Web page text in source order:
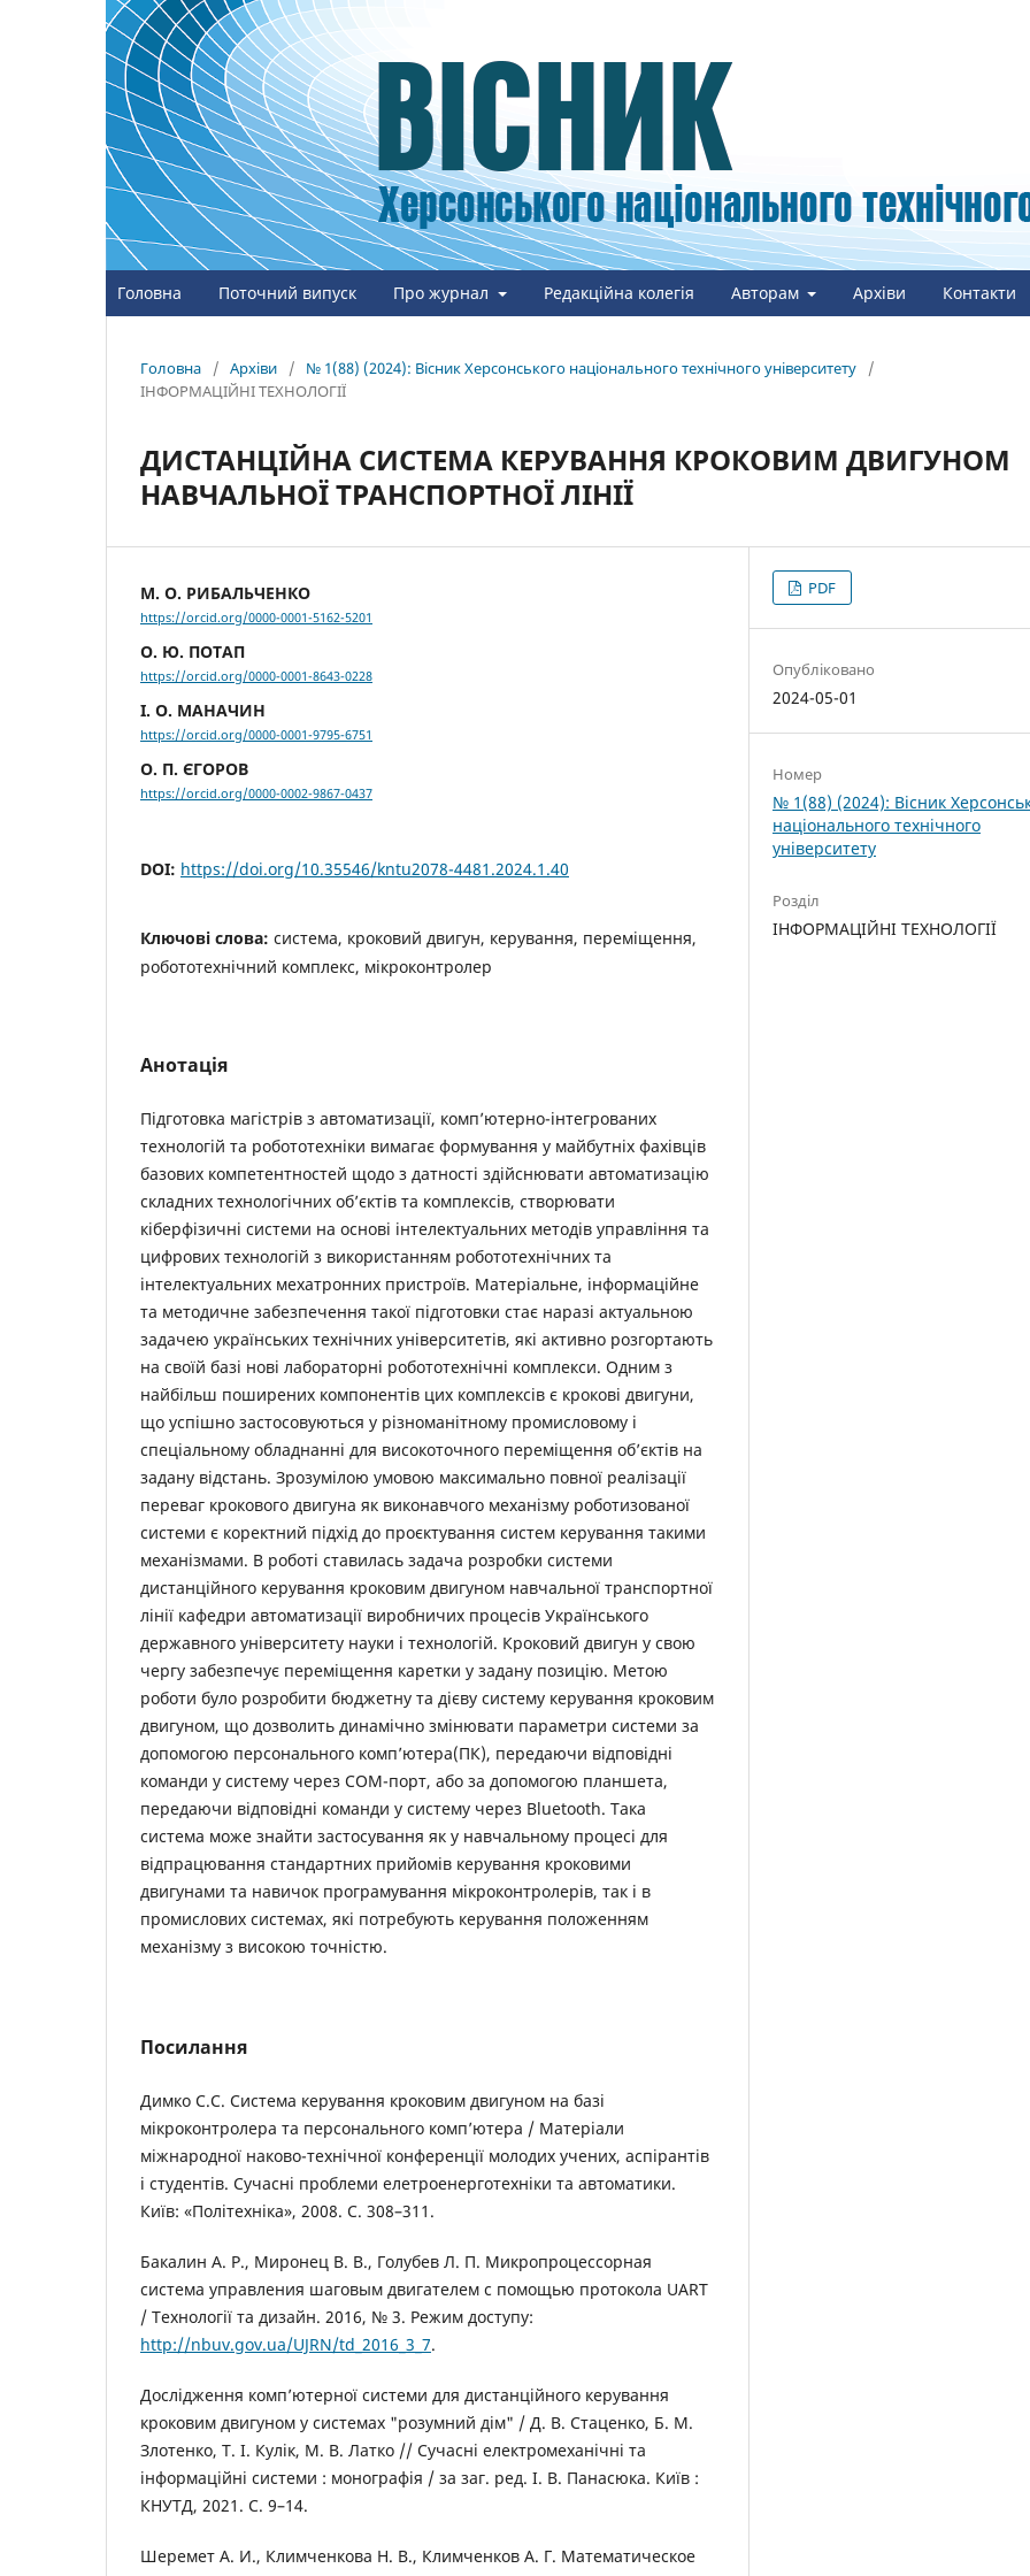
Головна Поточний випуск Про журнал Редакційна колегія Авторам Архіви Контакти
Головна / Архіви / № 1(88) (2024): Вісник Херсонського національного технічного університету
/
ІНФОРМАЦІЙНІ ТЕХНОЛОГІЇ
ДИСТАНЦІЙНА СИСТЕМА КЕРУВАННЯ КРОКОВИМ ДВИГУНОМ
НАВЧАЛЬНОЇ ТРАНСПОРТНОЇ ЛІНІЇ
М. О. РИБАЛЬЧЕНКО
https://orcid.org/0000-0001-5162-5201
О. Ю. ПОТАП
https://orcid.org/0000-0001-8643-0228
І. О. МАНАЧИН
https://orcid.org/0000-0001-9795-6751
О. П. ЄГОРОВ
https://orcid.org/0000-0002-9867-0437
DOI: https://doi.org/10.35546/kntu2078-4481.2024.1.40
Ключові слова: система, кроковий двигун, керування, переміщення,
робототехнічний комплекс, мікроконтролер
Анотація
Підготовка магістрів з автоматизації, комп’ютерно-інтегрованих
технологій та робототехніки вимагає формування у майбутніх фахівців
базових компетентностей щодо з датності здійснювати автоматизацію
складних технологічних об’єктів та комплексів, створювати
кіберфізичні системи на основі інтелектуальних методів управління та
цифрових технологій з використанням робототехнічних та
інтелектуальних мехатронних пристроїв. Матеріальне, інформаційне
та методичне забезпечення такої підготовки стає наразі актуальною
задачею українських технічних університетів, які активно розгортають
на своїй базі нові лабораторні робототехнічні комплекси. Одним з
найбільш поширених компонентів цих комплексів є крокові двигуни,
що успішно застосовуються у різноманітному промисловому і
спеціальному обладнанні для високоточного переміщення об’єктів на
задану відстань. Зрозумілою умовою максимально повної реалізації
переваг крокового двигуна як виконавчого механізму роботизованої
системи є коректний підхід до проєктування систем керування такими
механізмами. В роботі ставилась задача розробки системи
дистанційного керування кроковим двигуном навчальної транспортної
лінії кафедри автоматизації виробничих процесів Українського
державного університету науки і технологій. Кроковий двигун у свою
чергу забезпечує переміщення каретки у задану позицію. Метою
роботи було розробити бюджетну та дієву систему керування кроковим
двигуном, що дозволить динамічно змінювати параметри системи за
допомогою персонального комп’ютера(ПК), передаючи відповідні
команди у систему через COM-порт, або за допомогою планшета,
передаючи відповідні команди у систему через Bluetooth. Така
система може знайти застосування як у навчальному процесі для
відпрацювання стандартних прийомів керування кроковими
двигунами та навичок програмування мікроконтролерів, так і в
промислових системах, які потребують керування положенням
механізму з високою точністю.
Посилання
Димко С.С. Система керування кроковим двигуном на базі
мікроконтролера та персонального комп’ютера / Матеріали
міжнародної наково-технічної конференції молодих учених, аспірантів
і студентів. Сучасні проблеми елетроенерготехніки та автоматики.
Київ: «Політехніка», 2008. C. 308–311.
Бакалин А. Р., Миронец В. В., Голубев Л. П. Микропроцессорная
система управления шаговым двигателем c помощью протокола UART
/ Технології та дизайн. 2016, № 3. Режим доступу:
http://nbuv.gov.ua/UJRN/td_2016_3_7.
Дослідження комп’ютерної системи для дистанційного керування
кроковим двигуном у системах "розумний дім" / Д. В. Стаценко, Б. М.
Злотенко, Т. І. Кулік, М. В. Латко // Сучасні електромеханічні та
інформаційні системи : монографія / за заг. ред. І. В. Панасюка. Київ :
КНУТД, 2021. С. 9–14.
Шеремет А. И., Климченкова Н. В., Климченков А. Г. Математическое
PDF
Опубліковано
2024-05-01
Номер
№ 1(88) (2024): Вісник
національного технічного
університету
Розділ
ІНФОРМАЦІЙНІ ТЕХНОЛОГІЇ